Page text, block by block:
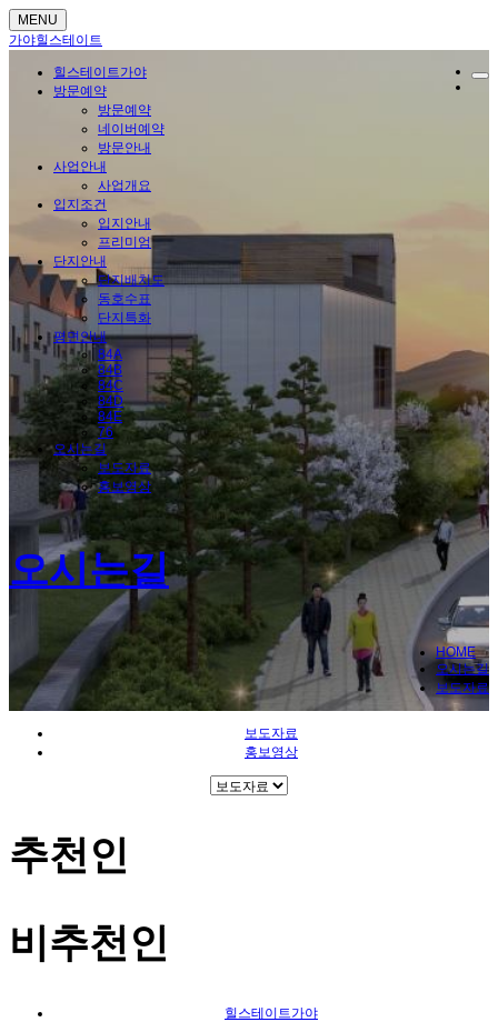
MENU
가야힐스테이트
힐스테이트가야
방문예약
방문예약
네이버예약
방문안내
사업안내
사업개요
입지조건
입지안내
프리미엄
단지안내
단지배치도
동호수표
단지특화
평면안내
84A
84B
84C
84D
84E
76
오시는길
보도자료
홍보영상
오시는길
HOME
오시는길
보도자료
보도자료
홍보영상
추천인
비추천인
힐스테이트가야